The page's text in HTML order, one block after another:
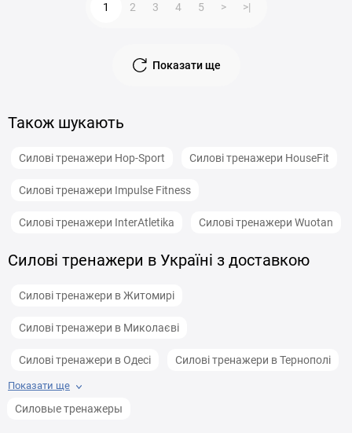
Показати ще
1 2 3 4 5 > >|
Також шукають
Силові тренажери Hop-Sport Силові тренажери HouseFit
Силові тренажери Impulse Fitness
Силові тренажери InterAtletika Силові тренажери Wuotan
Силові тренажери в Україні з доставкою
Силові тренажери в Житомирі
Силові тренажери в Миколаєві
Силові тренажери в Одесі Силові тренажери в Тернополі
Силові тренажери в Ужгороді
Показати ще
Силовые тренажеры